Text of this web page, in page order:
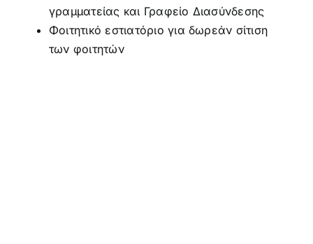
γραμματείας και Γραφείο Διασύνδεσης
Φοιτητικό εστιατόριο για δωρεάν σίτιση
των φοιτητών